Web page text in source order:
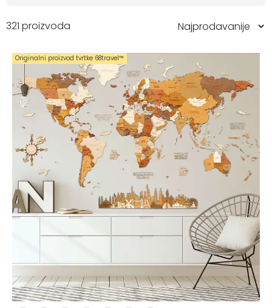
321 proizvoda
Originalni proizvod tvrtke 68travel™️